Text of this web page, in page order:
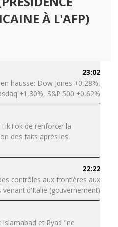
À L'AFP)
23:02
hausse: Dow Jones +0,28%,
+1,30%, S&P 500 +0,62%
de renforcer la
des faits après les
22:22
contrôles aux frontières aux
venant d'Italie (gouvernement)
Islamabad et Ryad "ne